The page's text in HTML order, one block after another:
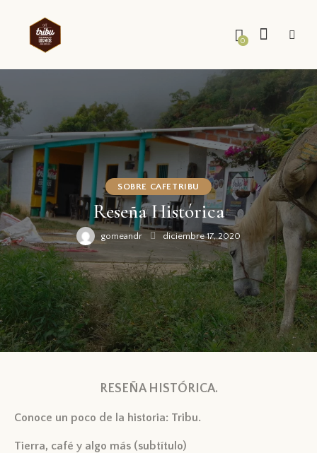
0
SOBRE CAFETRIBU
Reseña Histórica
gomeandr diciembre 17, 2020
RESEÑA HISTÓRICA.
Conoce un poco de la historia: Tribu.
Tierra, café y algo más (subtítulo)